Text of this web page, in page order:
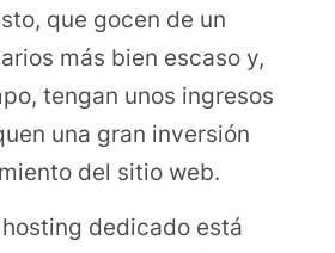
que gocen de un
más bien escaso y,
tengan unos ingresos
una gran inversión
del sitio web.
dedicado está